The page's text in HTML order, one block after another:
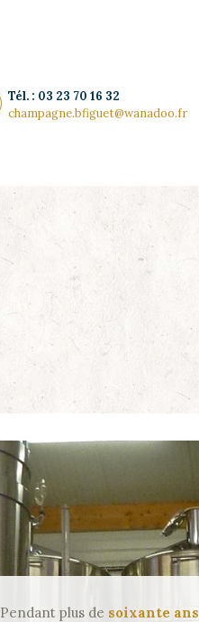
Tél. : 03 23 70 16 32
champagne.bfiguet@wanadoo.fr
Pendant plus de soixante ans